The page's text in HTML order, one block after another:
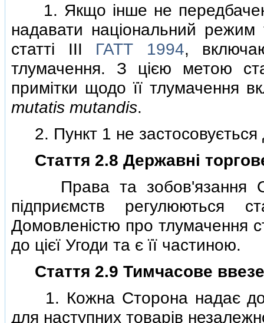
1. Якщо iнше не
надавати нацiональний
статтi III ГАТТ 1994,
тлумачення. З цiєю метою
примiтки щодо її тлумачення
mutatis mutandis.
2. Пункт 1 не застосовується
Стаття 2.8 Державнi
Права та зобов'язання
пiдприємств
Домовленiстю про тлумачення
до цiєї Угоди та є її частиною.
Стаття 2.9 Тимчасове
1. Кожна Сторона надає
для наступних товарiв